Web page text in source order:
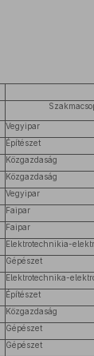
Vegyipar
Építészet
Közgazdaság
Közgazdaság
Vegyipar
Faipar
Faipar
Elektrotechnikia-
Gépészet
Elektrotechnika-
Építészet
Közgazdaság
Gépészet
Gépészet